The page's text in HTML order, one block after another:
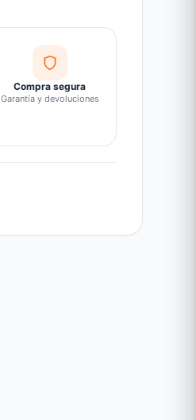
Compra segura
Garantía y devoluciones